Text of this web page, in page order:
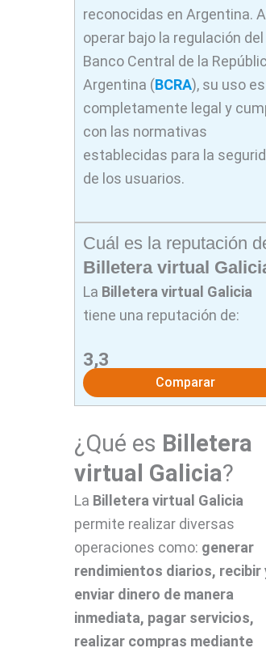
reconocidas en Argentina. Al
operar bajo la regulación del
Banco Central de la
Argentina (BCRA), su uso es
completamente legal y
con las normativas
establecidas para la
de los usuarios.
Cuál es la reputación
Billetera virtual
La Billetera virtual Galicia
tiene una reputación de:
3,3
Comparar
¿Qué es Billetera
virtual Galicia?
La Billetera virtual Galicia
permite realizar diversas
operaciones como: generar
rendimientos diarios, recibir
enviar dinero de manera
inmediata, pagar servicios,
realizar compras mediante